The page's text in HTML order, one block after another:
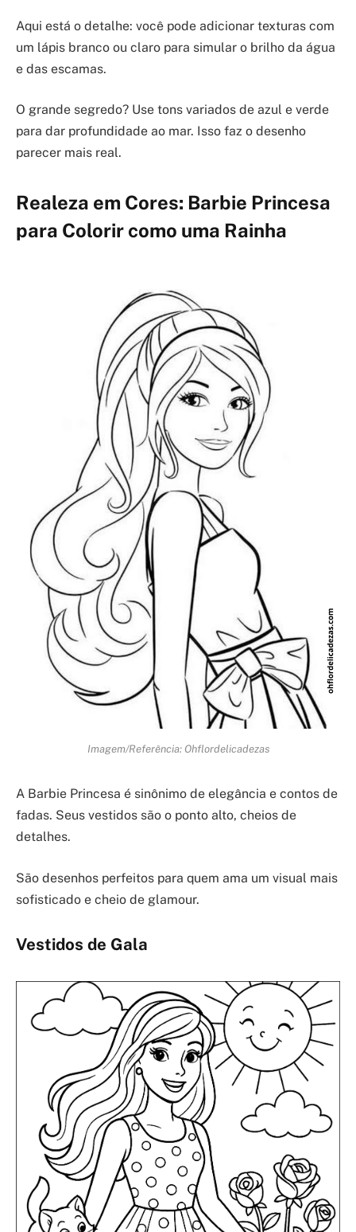
Aqui está o detalhe: você pode adicionar texturas com
um lápis branco ou claro para simular o brilho da água
e das escamas.
O grande segredo? Use tons variados de azul e verde
para dar profundidade ao mar. Isso faz o desenho
parecer mais real.
Realeza em Cores: Barbie Princesa
para Colorir como uma Rainha
Imagem/Referência: Ohflordelicadezas
A Barbie Princesa é sinônimo de elegância e contos de
fadas. Seus vestidos são o ponto alto, cheios de
detalhes.
São desenhos perfeitos para quem ama um visual mais
sofisticado e cheio de glamour.
Vestidos de Gala